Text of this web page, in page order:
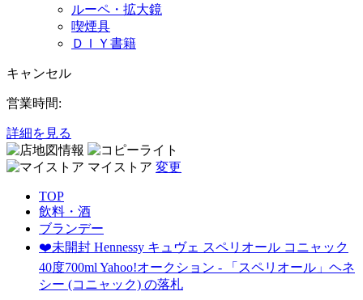
ルーペ・拡大鏡
喫煙具
ＤＩＹ書籍
キャンセル
営業時間:
詳細を見る
マイストア 変更
TOP
飲料・酒
ブランデー
❤️未開封 Hennessy キュヴェ スペリオール コニャック
40度700ml Yahoo!オークション - 「スペリオール」ヘネ
シー (コニャック) の落札